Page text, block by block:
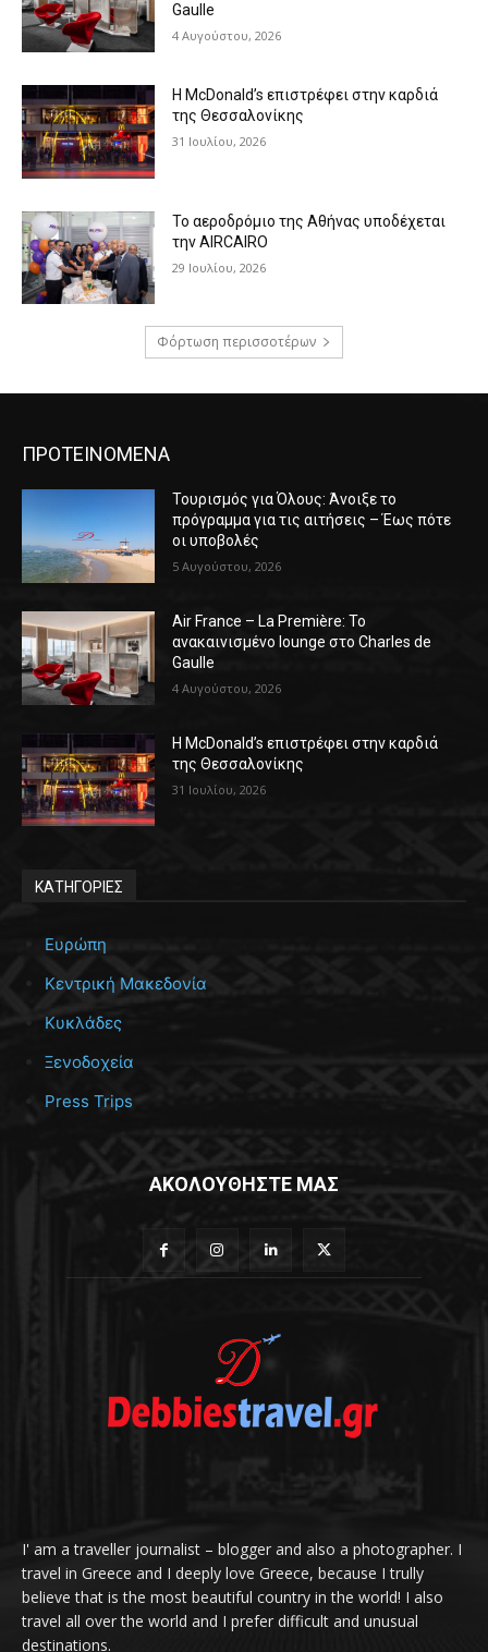
Gaulle
4 Αυγούστου, 2026
Η McDonald’s επιστρέφει στην καρδιά
της Θεσσαλονίκης
31 Ιουλίου, 2026
Το αεροδρόμιο της Αθήνας υποδέχεται
την AIRCAIRO
29 Ιουλίου, 2026
Φόρτωση περισσοτέρων
ΠΡΟΤΕΙΝΟΜΕΝΑ
Τουρισμός για Όλους: Άνοιξε το
πρόγραμμα για τις αιτήσεις – Έως πότε
οι υποβολές
5 Αυγούστου, 2026
Air France – La Première: Το
ανακαινισμένο lounge στο Charles de
Gaulle
4 Αυγούστου, 2026
Η McDonald’s επιστρέφει στην καρδιά
της Θεσσαλονίκης
31 Ιουλίου, 2026
ΚΑΤΗΓΟΡΙΕΣ
Ευρώπη
Κεντρική Μακεδονία
Κυκλάδες
Ξενοδοχεία
Press Trips
ΑΚΟΛΟΥΘΗΣΤΕ ΜΑΣ
I' am a traveller journalist – blogger and also a photographer. I
travel in Greece and I deeply love Greece, because I trully
believe that is the most beautiful country in the world! I also
travel all over the world and I prefer difficult and unusual
destinations.